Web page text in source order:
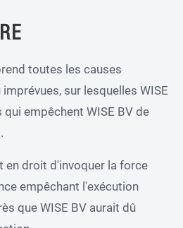
toutes les causes
sur lesquelles WISE
qui empêchent WISE BV de
en droit d'invoquer la force
empêchant l'exécution
que WISE BV aurait dû